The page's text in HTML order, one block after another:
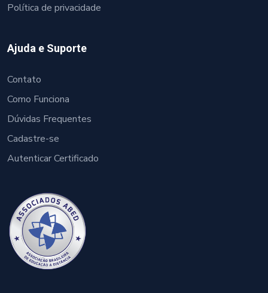
Política de privacidade
Ajuda e Suporte
Contato
Como Funciona
Dúvidas Frequentes
Cadastre-se
Autenticar Certificado